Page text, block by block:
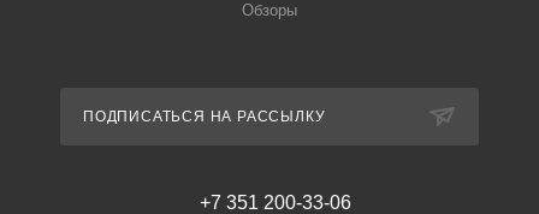
Обзоры
ПОДПИСАТЬСЯ НА РАССЫЛКУ
+7 351 200-33-06